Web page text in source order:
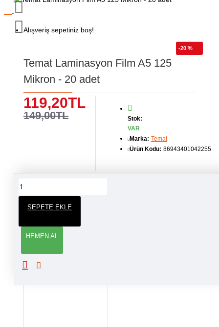
Alışveriş sepetiniz boş!
-20 %
Temat Laminasyon Film A5 125
Mikron - 20 adet
119,20TL
149,00TL
Stok:
VAR
Marka: Temat
Ürün Kodu: 86943401042255
SEPETE EKLE
HEMEN AL
ÜRÜN YORUMLARI